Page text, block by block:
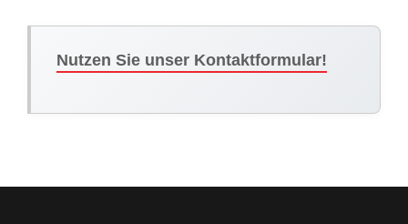
Nutzen Sie unser Kontaktformular!